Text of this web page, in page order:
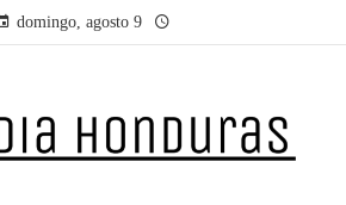
domingo, agosto 9